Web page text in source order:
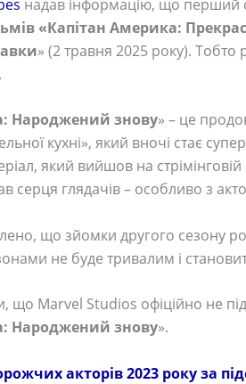
надав інформацію, що перший
«Капітан Америка:
» (2 травня 2025 року). Тобто
Народжений знову» – це
кухні», який вночі стає
який вийшов на
серця глядачів – особливо з
що зйомки другого сезону
не буде тривалим і
що Marvel Studios офіційно не
Народжений знову».
акторів 2023 року за